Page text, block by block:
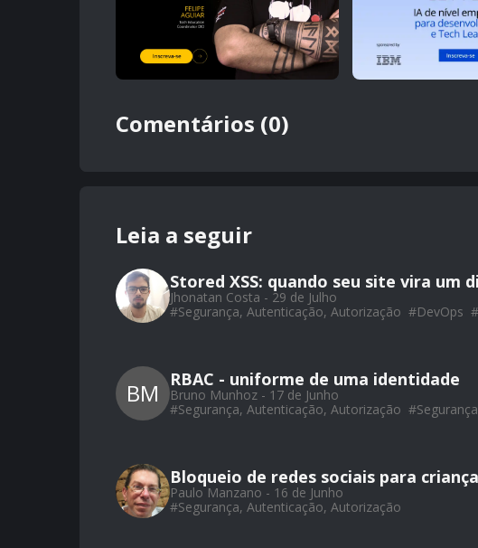
Comentários (0)
Leia a seguir
Stored XSS: quando seu site vira
Jhonatan Costa - 29 de Julho
#Segurança, Autenticação, Autorização #DevOps #
BM RBAC - uniforme de uma identidade
Bruno Munhoz - 17 de Junho
#Segurança, Autenticação, Autorização #
Bloqueio de redes sociais para
Paulo Manzano - 16 de Junho
#Segurança, Autenticação, Autorização